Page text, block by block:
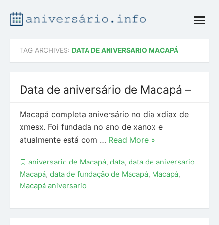
to
open
TAG ARCHIVES: DATA DE ANIVERSARIO MACAPÁ
Data de aniversário de Macapá –
Macapá completa aniversário no dia xdiax de
xmesx. Foi fundada no ano de xanox e
atualmente está com … Read More »
aniversario de Macapá, data, data de aniversario
Macapá, data de fundação de Macapá, Macapá,
Macapá aniversario